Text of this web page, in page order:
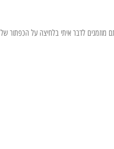
מוזמנים לדבר איתי בלחיצה על הכפתור של